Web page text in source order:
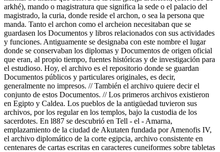
arkhé), mando o magistratura que significa la sede o el palacio del
magistrado, la curia, donde reside el archon, o sea la persona que
manda. Tanto el archon como el archeion necesitaban que se
guardasen los Documentos y libros relacionados con sus actividades
y funciones. Antiguamente se designaba con este nombre el lugar
donde se conservaban los diplomas y Documentos de origen oficial
que eran, al propio tiempo, fuentes históricas y de investigación para
el estudioso. Hoy, el archivo es el repositorio donde se guardan
Documentos públicos y particulares originales, es decir,
generalmente no impresos. // También el archivo quiere decir el
conjunto de estos Documentos. // Los primeros archivos existieron
en Egipto y Caldea. Los pueblos de la antigüedad tuvieron sus
archivos, por los regular en los templos, bajo la custodia de los
sacerdotes. En l887 se descubrió en Tell - el - Amarna,
emplazamiento de la ciudad de Akutaten fundada por Amenofis IV,
el archivo diplomático de la corte egipcia, archivo consistente en
centenares de cartas escritas en caracteres cuneiformes sobre tabletas